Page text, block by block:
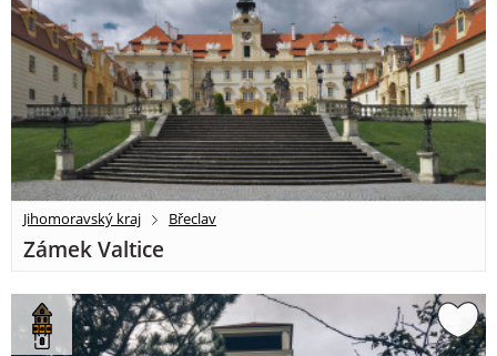
Jihomoravský kraj Břeclav
Zámek Valtice